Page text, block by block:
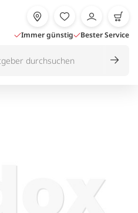
Immer günstig Bester Service